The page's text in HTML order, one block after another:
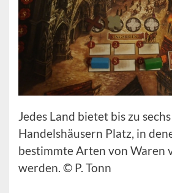
Jedes Land bietet bis zu sechs
Handelshäusern Platz, in
bestimmte Arten von Waren
werden. © P. Tonn